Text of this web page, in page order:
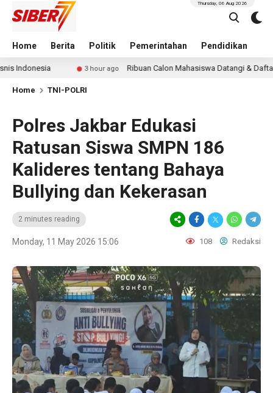
Home Berita Politik Pemerintahan Pendidikan
Thursday, 06 Aug 2026
3 hour ago Ribuan Calon Mahasiswa Datangi & Daftar BINUS
Home TNI-POLRI
Polres Jakbar Edukasi
Ratusan Siswa SMPN 186
Kalideres tentang Bahaya
Bullying dan Kekerasan
2 minutes reading
Monday, 11 May 2026 15:06 108 Redaksi